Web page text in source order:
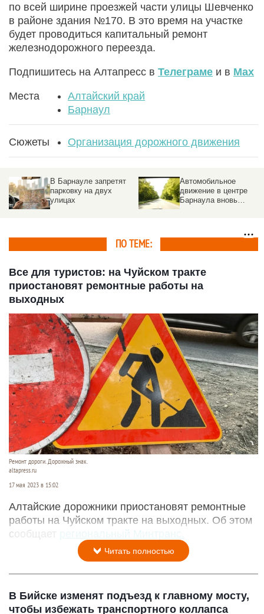
по всей ширине проезжей части улицы Шевченко
в районе здания №170. В это время на участке
будет проводиться капитальный ремонт
железнодорожного переезда.
Подпишитесь на Алтапресс в Телеграме и в Max
Места
Алтайский край
Барнаул
Сюжеты Организация дорожного движения
В Барнауле запретят
парковку на двух
улицах
Автомобильное
движение в центре
Барнаула вновь
ПО ТЕМЕ:
Все для туристов: на Чуйском тракте
приостановят ремонтные работы на
выходных
Ремонт дороги. Дорожный знак.
altapress.ru
17 мая 2023 в 15:02
Алтайские дорожники приостановят ремонтные
работы на Чуйском тракте на выходных. Об этом
сообщает
региональный Минтранс.
Читать полностью
В Бийске изменят подъезд к главному мосту,
чтобы избежать транспортного коллапса